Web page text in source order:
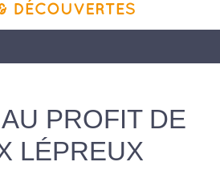
PROFIT DE
LÉPREUX